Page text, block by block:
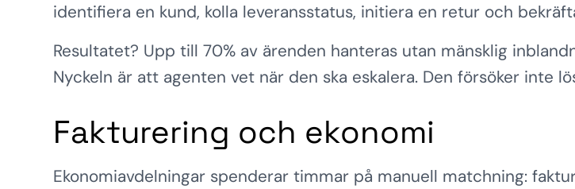
identifiera en kund, kolla leveransstatus, initiera en retur och
Resultatet? Upp till 70% av ärenden hanteras utan mänsklig
Nyckeln är att agenten vet när den ska eskalera. Den försöker inte
Fakturering och ekonomi
Ekonomiavdelningar spenderar timmar på manuell matchning: